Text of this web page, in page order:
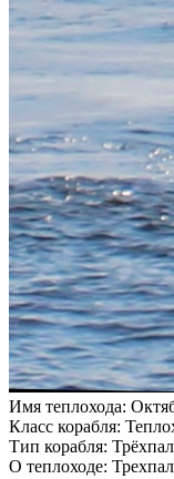
Имя теплохода:
Класс корабля:
Тип корабля:
О теплоходе: